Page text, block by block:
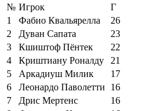
№ Игрок
Г
1
Фабио Квальярелла
26
2
Дуван Сапата
23
3
Кшиштоф Пёнтек
22
4
Криштиану Роналду
21
5
Аркадиуш Милик
17
6
Леонардо Паволетти
16
7
Дрис Мертенс
16